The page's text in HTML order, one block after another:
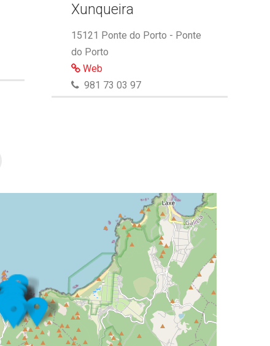
Xunqueira
15121 Ponte do Porto - Ponte
do Porto
Web
981 73 03 97